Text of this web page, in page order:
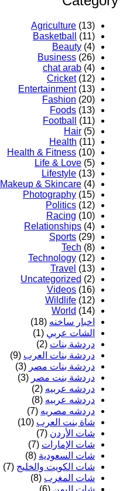
Agriculture (13)
Basketball
(11)
Beauty (4)
Business (26)
chat arab (4)
Cricket(12)
Entertainment(13)
Fashion (20)
Foods (13)
Football
(11)
Hair (5)
Health (11)
Health & Fitness (10)
Life & Love (5)
Lifestyle (13)
Makeup & Skincare (4)
Photography (15)
Politics (12)
Racing (10)
Relationships (4)
Sports (29)
Tech (8)
Technology (12)
Travel (13)
Uncategorized (2)
Videos (16)
Wildlife (12)
World (14)
اخبار ساخنه (18)
الشات عربي (1)
دردشة بنات (2)
دردشة بنات العرب (9)
دردشة بنات مصر (3)
دردشة بنت مصر (3)
دردشه عربيه (2)
دردشه عربيه (8)
دردشه مصريه (7)
شاة بنت العرب (10)
شات الأردن (7)
شات الإمارات (7)
شات السعودية (8)
شات الكويت والخليج (7)
شات المغرب (8)
شات اليمن (6)